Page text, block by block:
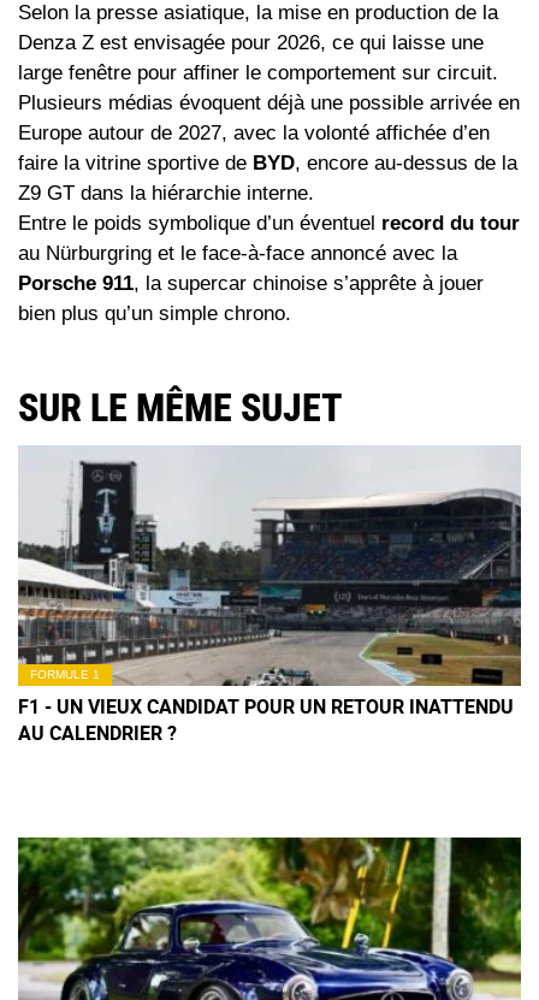
Selon la presse asiatique, la mise en production de la
Denza Z est envisagée pour 2026, ce qui laisse une
large fenêtre pour affiner le comportement sur circuit.
Plusieurs médias évoquent déjà une possible arrivée en
Europe autour de 2027, avec la volonté affichée d’en
faire la vitrine sportive de BYD, encore au-dessus de la
Z9 GT dans la hiérarchie interne.
Entre le poids symbolique d’un éventuel record du tour
au Nürburgring et le face-à-face annoncé avec la
Porsche 911, la supercar chinoise s’apprête à jouer
bien plus qu’un simple chrono.
SUR LE MÊME SUJET
FORMULE 1
F1 - UN VIEUX CANDIDAT POUR UN RETOUR INATTENDU
AU CALENDRIER ?